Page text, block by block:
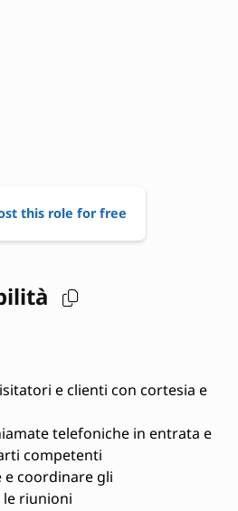
this role for free
e clienti con cortesia e
telefoniche in entrata e
competenti
e coordinare gli
riunioni